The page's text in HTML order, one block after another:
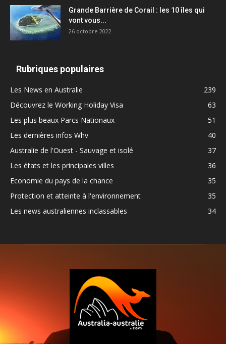
Grande Barrière de Corail : les 10 îles qui
vont vous...
26 octobre 2022
Rubriques populaires
Les News en Australie
239
Découvrez le Working Holiday Visa
63
Les plus beaux Parcs Nationaux
51
Les dernières infos Whv
40
Australie de l'Ouest - Sauvage et isolé
37
Les états et les principales villes
36
Economie du pays de la chance
35
Protection et atteinte à l'environnement
35
Les news australiennes inclassables
34